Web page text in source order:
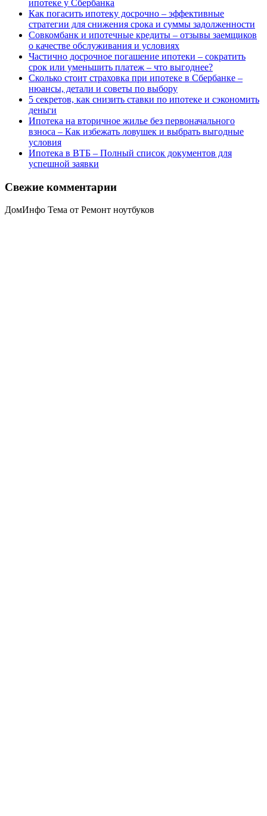
ипотеке у Сбербанка
Как погасить ипотеку досрочно – эффективные
стратегии для снижения срока и суммы задолженности
Совкомбанк и ипотечные кредиты – отзывы заемщиков
о качестве обслуживания и условиях
Частично досрочное погашение ипотеки – сократить
срок или уменьшить платеж – что выгоднее?
Сколько стоит страховка при ипотеке в Сбербанке –
нюансы, детали и советы по выбору
5 секретов, как снизить ставки по ипотеке и сэкономить
деньги
Ипотека на вторичное жилье без первоначального
взноса – Как избежать ловушек и выбрать выгодные
условия
Ипотека в ВТБ – Полный список документов для
успешной заявки
Свежие комментарии
ДомИнфо Тема от Ремонт ноутбуков